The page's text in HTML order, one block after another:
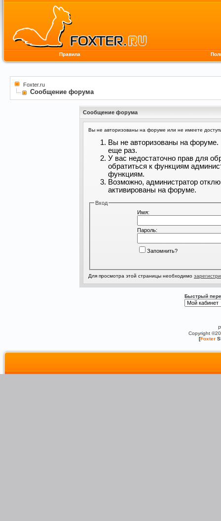
Правила
Foxter.ru
Сообщение форума
Сообщение форума
Вы не авторизованы на форуме или не имеете
Вы не авторизованы на форуме.
еще раз.
У вас недостаточно прав для
обратиться к функциям
функциям.
Возможно, администратор
активированы на форуме.
Вход
Имя:
Пароль:
Запомнить?
Для просмотра этой страницы необходимо
Быстрый
Copyright
[Foxter